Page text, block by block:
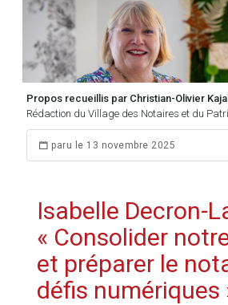
Propos recueillis par Christian-Olivier
Rédaction du Village des Notaires et du
paru le 13 novembre 2025
Isabelle Decron-
« Consolider
et préparer le
défis numériques